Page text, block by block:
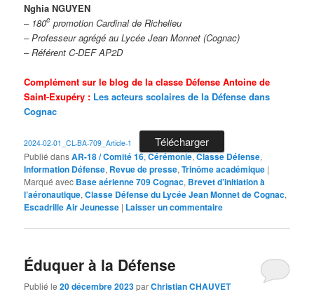
Nghia NGUYEN
– 180e promotion Cardinal de Richelieu
– Professeur agrégé au Lycée Jean Monnet (Cognac)
–Référent C-DEF AP2D
Complément sur le blog de la classe Défense Antoine de
Saint-Exupéry : Les acteurs scolaires de la Défense dans
Cognac
2024-02-01_CL-BA-709_Article-1 Télécharger
Publié dansAR-18 / Comité 16,Cérémonie,Classe Défense,
Information Défense, Revue de presse,Trinôme académique |
Marqué avec Base aérienne 709 Cognac, Brevet d’initiation à
l’aéronautique,Classe Défense du Lycée Jean Monnet de Cognac,
Escadrille Air Jeunesse | Laisser un commentaire
Éduquer à la Défense
Publié le20 décembre 2023parChristian CHAUVET